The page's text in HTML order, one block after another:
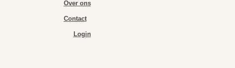
Over ons
Contact
Login